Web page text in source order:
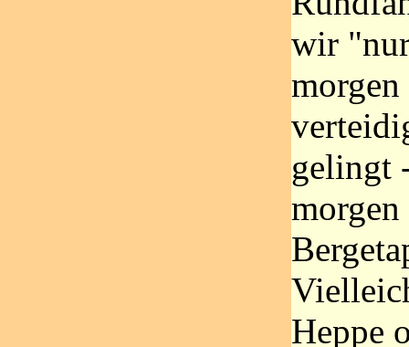
wir
gelingt
Heppe